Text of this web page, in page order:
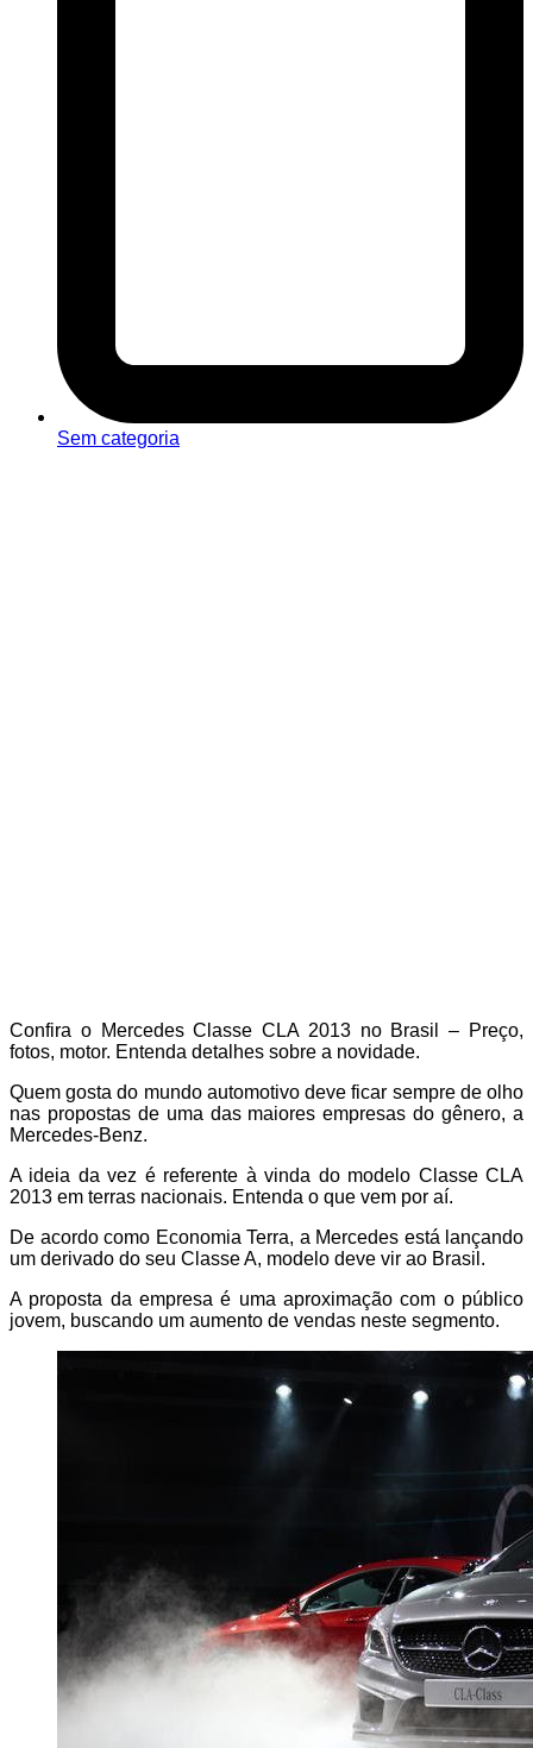
Sem categoria
Confira o Mercedes Classe CLA 2013 no Brasil – Preço,
fotos, motor. Entenda detalhes sobre a novidade.
Quem gosta do mundo automotivo deve ficar sempre de olho
nas propostas de uma das maiores empresas do gênero, a
Mercedes-Benz.
A ideia da vez é referente à vinda do modelo Classe CLA
2013 em terras nacionais. Entenda o que vem por aí.
De acordo como Economia Terra, a Mercedes está lançando
um derivado do seu Classe A, modelo deve vir ao Brasil.
A proposta da empresa é uma aproximação com o público
jovem, buscando um aumento de vendas neste segmento.